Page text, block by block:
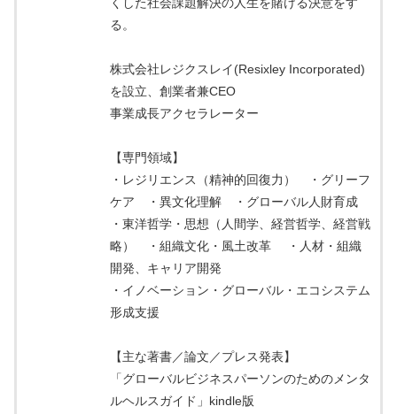
る。
株式会社レジクスレイ(Resixley Incorporated)
を設立、創業者兼CEO
事業成長アクセラレーター
【専門領域】
・レジリエンス（精神的回復力） ・グリーフ
ケア ・異文化理解 ・グローバル人財育成
・東洋哲学・思想（人間学、経営哲学、経営戦
略） ・組織文化・風土改革 ・人材・組織
開発、キャリア開発
・イノベーション・グローバル・エコシステム
形成支援
【主な著書／論文／プレス発表】
「グローバルビジネスパーソンのためのメンタ
ルヘルスガイド」kindle版